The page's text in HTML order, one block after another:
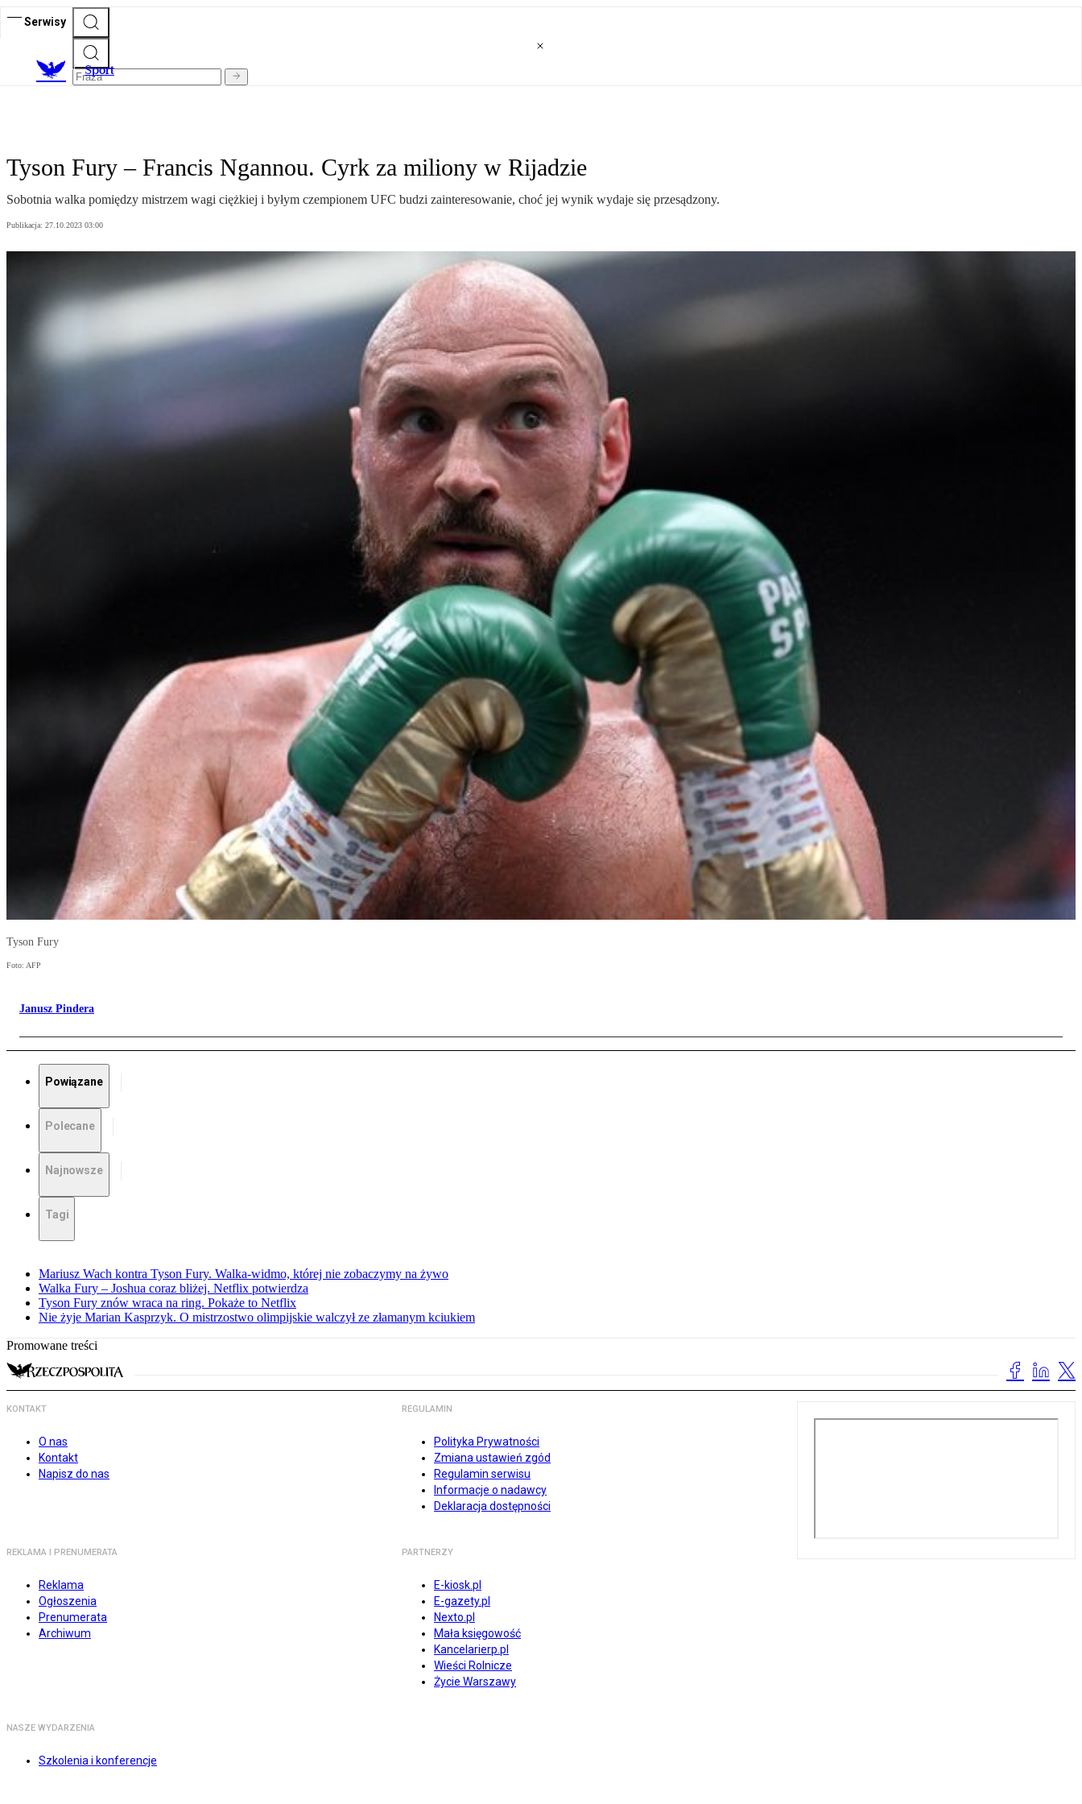
Serwisy
Sport
Tyson Fury – Francis Ngannou. Cyrk za miliony w Rijadzie
Sobotnia walka pomiędzy mistrzem wagi ciężkiej i byłym czempionem UFC budzi zainteresowanie, choć jej wynik wydaje się przesądzony.
Publikacja: 27.10.2023 03:00
Tyson Fury
Foto: AFP
Janusz Pindera
Powiązane
Polecane
Najnowsze
Tagi
Mariusz Wach kontra Tyson Fury. Walka-widmo, której nie zobaczymy na żywo
Walka Fury – Joshua coraz bliżej. Netflix potwierdza
Tyson Fury znów wraca na ring. Pokaże to Netflix
Nie żyje Marian Kasprzyk. O mistrzostwo olimpijskie walczył ze złamanym kciukiem
Promowane treści
KONTAKT
O nas
Kontakt
Napisz do nas
REGULAMIN
Polityka Prywatności
Zmiana ustawień zgód
Regulamin serwisu
Informacje o nadawcy
Deklaracja dostępności
REKLAMA I PRENUMERATA
Reklama
Ogłoszenia
Prenumerata
Archiwum
PARTNERZY
E-kiosk.pl
E-gazety.pl
Nexto.pl
Mała księgowość
Kancelarierp.pl
Wieści Rolnicze
Życie Warszawy
NASZE WYDARZENIA
Szkolenia i konferencje